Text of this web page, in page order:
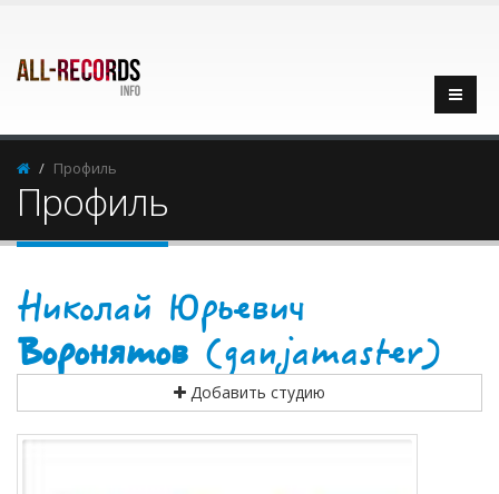
Профиль
Профиль
Николай Юрьевич
Воронятов(ganjamaster)
Добавить студию